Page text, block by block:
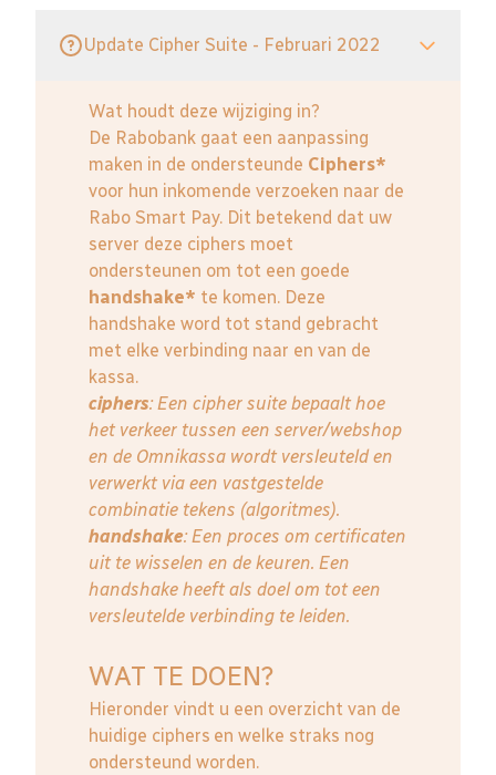
Update Cipher Suite - Februari 2022
Wat houdt deze wijziging in?
De Rabobank gaat een aanpassing
maken in de ondersteunde Ciphers*
voor hun inkomende verzoeken naar de
Rabo Smart Pay. Dit betekend dat uw
server deze ciphers moet
ondersteunen om tot een goede
handshake* te komen. Deze
handshake word tot stand gebracht
met elke verbinding naar en van de
kassa.
ciphers: Een cipher suite bepaalt hoe
het verkeer tussen een server/webshop
en de Omnikassa wordt versleuteld en
verwerkt via een vastgestelde
combinatie tekens (algoritmes).
handshake: Een proces om certificaten
uit te wisselen en de keuren. Een
handshake heeft als doel om tot een
versleutelde verbinding te leiden.
WAT TE DOEN?
Hieronder vindt u een overzicht van de
huidige ciphers en welke straks nog
ondersteund worden.